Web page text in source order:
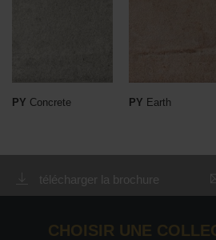
PY Concrete PY Earth
télécharger la brochure
CHOISIR UNE